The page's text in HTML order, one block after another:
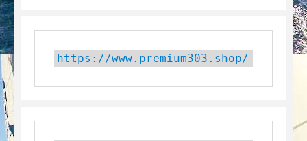
https://www.premium303.shop/